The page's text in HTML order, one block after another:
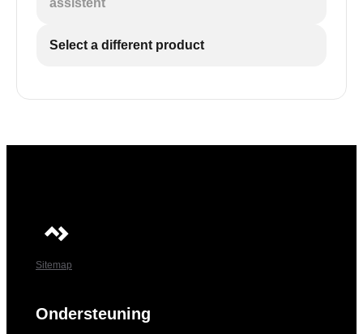
assistent
Select a different product
Sitemap
Ondersteuning